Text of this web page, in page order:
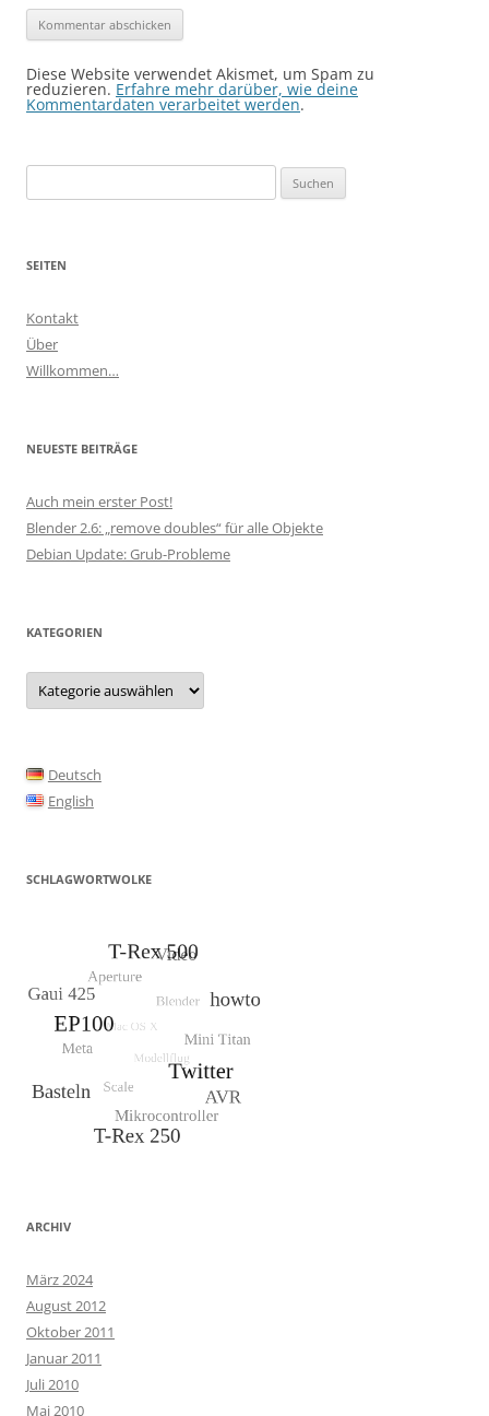
Diese Website verwendet Akismet, um Spam zu
reduzieren. Erfahre mehr darüber, wie deine
Kommentardaten verarbeitet werden.
nach:
SEITEN
Kontakt
Über
Willkommen…
NEUESTE BEITRÄGE
Auch mein erster Post!
Blender 2.6: „remove doubles“ für alle Objekte
Debian Update: Grub-Probleme
KATEGORIEN
Kategorien
Deutsch
English
SCHLAGWORTWOLKE
ARCHIV
März 2024
August 2012
Oktober 2011
Januar 2011
Juli 2010
Mai 2010